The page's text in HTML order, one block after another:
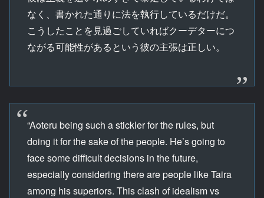
なく、書かれた通りに法を執行しているだけだ。
こうしたことを見過ごしていればクーデターにつ
ながる可能性があるという彼の主張は正しい。
“Aoteru being such a stickler for the rules, but
doing it for the sake of the people. He’s going to
face some difficult decisions in the future,
especially considering there are people like Taira
among his superiors. This clash of idealism vs